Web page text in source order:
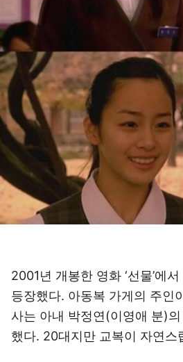
2001년 개봉한 영화 ‘선물’에
등장했다. 아동복 가게의 주인
사는 아내 박정연(이영애 분)
했다. 20대지만 교복이 자연스